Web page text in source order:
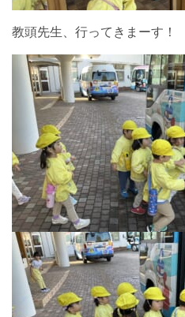
教頭先生、行ってきまーす！